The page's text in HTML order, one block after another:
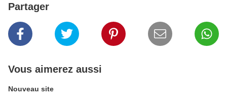
Partager
Vous aimerez aussi
Nouveau site